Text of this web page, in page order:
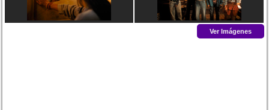
Ver Imágenes